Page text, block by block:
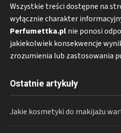
Wszystkie treści dostępne na
wyłącznie charakter
Perfumettka.plnie ponosi
jakiekolwiek konsekwencje
zrozumienia lub zastosowania
Ostatnie artykuły
Jakie kosmetyki do makijażu